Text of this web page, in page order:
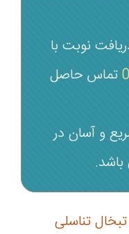
نوبت با
تماس حاصل
و آسان در
تناسلی